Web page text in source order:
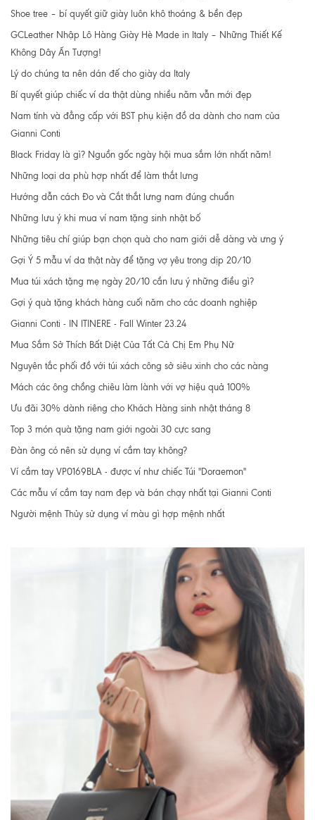
Shoe tree – bí quyết giữ giày luôn khô thoáng & bền đẹp
GCLeather Nhập Lô Hàng Giày Hè Made in Italy – Những Thiết Kế
Không Dây Ấn Tượng!
Lý do chúng ta nên dán đế cho giày da Italy
Bí quyết giúp chiếc ví da thật dùng nhiều năm vẫn mới đẹp
Nam tính và đẳng cấp với BST phụ kiện đồ da dành cho nam của
Gianni Conti
Black Friday là gì? Nguồn gốc ngày hội mua sắm lớn nhất năm!
Những loại da phù hợp nhất để làm thắt lưng
Hướng dẫn cách Đo và Cắt thắt lưng nam đúng chuẩn
Những lưu ý khi mua ví nam tặng sinh nhật bố
Những tiêu chí giúp bạn chọn quà cho nam giới dễ dàng và ưng ý
Gợi Ý 5 mẫu ví da thật này để tặng vợ yêu trong dịp 20/10
Mua túi xách tặng mẹ ngày 20/10 cần lưu ý những điều gì?
Gợi ý quà tặng khách hàng cuối năm cho các doanh nghiệp
Gianni Conti - IN ITINERE - Fall Winter 23.24
Mua Sắm Sở Thích Bất Diệt Của Tất Cả Chị Em Phụ Nữ
Nguyên tắc phối đồ với túi xách công sở siêu xinh cho các nàng
Mách các ông chồng chiêu làm lành với vợ hiệu quả 100%
Ưu đãi 30% dành riêng cho Khách Hàng sinh nhật tháng 8
Top 3 món quà tặng nam giới ngoài 30 cực sang
Đàn ông có nên sử dụng ví cầm tay không?
Ví cầm tay VP0169BLA - được ví như chiếc Túi "Doraemon"
Các mẫu ví cầm tay nam đẹp và bán chạy nhất tại Gianni Conti
Người mệnh Thủy sử dụng ví màu gì hợp mệnh nhất